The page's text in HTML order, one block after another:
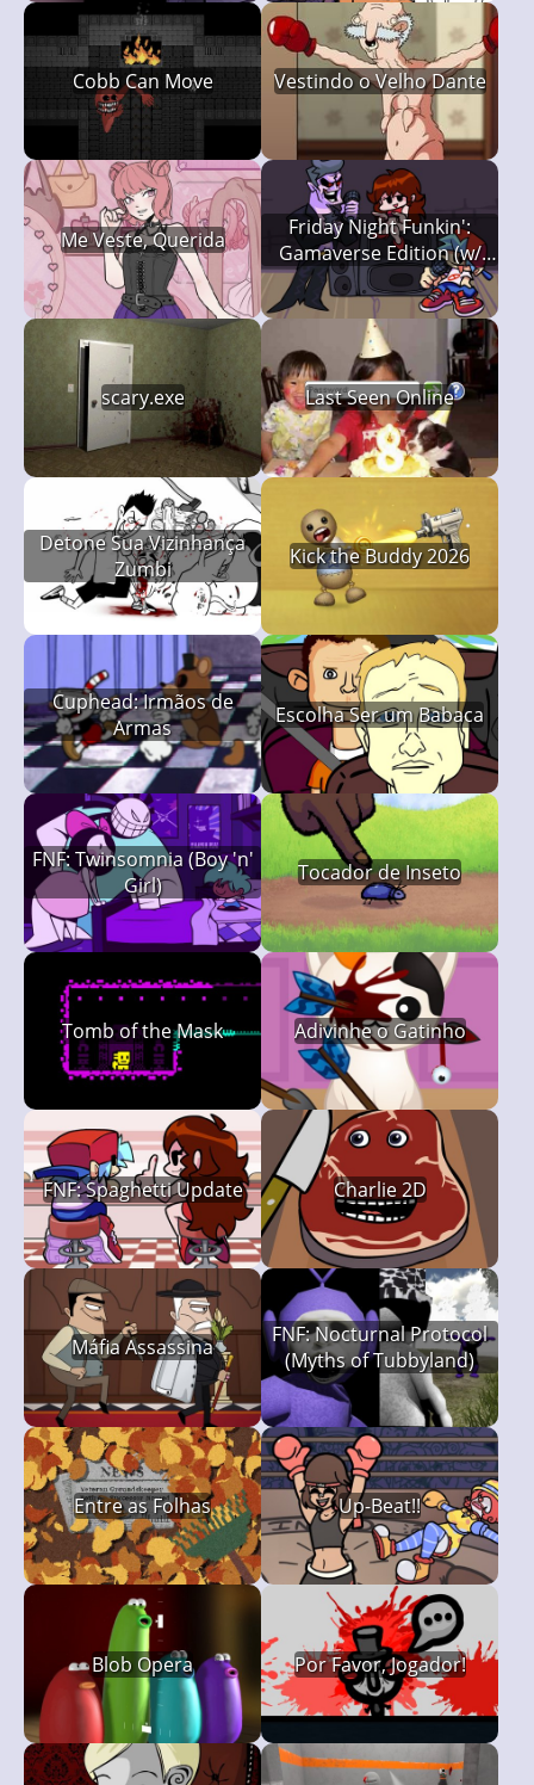
Cobb Can Move Vestindo o Velho Dante
Me Veste, Querida
Friday Night Funkin':
Gamaverse Edition (w/
Spaghetti)
scary.exe Last Seen Online
Detone Sua Vizinhança
Zumbi
Kick the Buddy 2026
Cuphead: Irmãos de
Armas
Escolha Ser um Babaca
FNF: Twinsomnia (Boy 'n'
Girl)
Tocador de Inseto
Tomb of the Mask Adivinhe o Gatinho
FNF: Spaghetti Update Charlie 2D
Máfia Assassina
FNF: Nocturnal Protocol
(Myths of Tubbyland)
Entre as Folhas Up-Beat!!
Blob Opera Por Favor, Jogador!